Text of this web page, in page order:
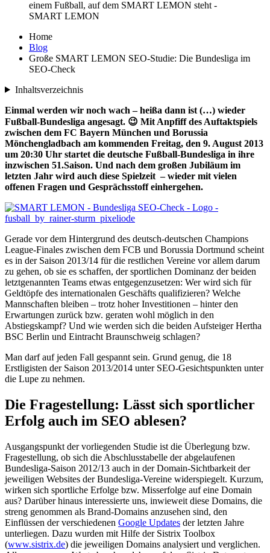
Home
Blog
Große SMART LEMON SEO-Studie: Die Bundesliga im
SEO-Check
Inhaltsverzeichnis
Einmal werden wir noch wach – heißa dann ist (…) wieder
Fußball-Bundesliga angesagt. 😉 Mit Anpfiff des Auftaktspiels
zwischen dem FC Bayern München und Borussia
Mönchengladbach am kommenden Freitag, den 9. August 2013
um 20:30 Uhr startet die deutsche Fußball-Bundesliga in ihre
inzwischen 51.Saison. Und nach dem großen Jubiläum im
letzten Jahr wird auch diese Spielzeit – wieder mit vielen
offenen Fragen und Gesprächsstoff einhergehen.
Gerade vor dem Hintergrund des deutsch-deutschen Champions
League-Finales zwischen dem FCB und Borussia Dortmund scheint
es in der Saison 2013/14 für die restlichen Vereine vor allem darum
zu gehen, ob sie es schaffen, der sportlichen Dominanz der beiden
letztgenannten Teams etwas entgegenzusetzen: Wer wird sich für
Geldtöpfe des internationalen Geschäfts qualifizieren? Welche
Mannschaften bleiben – trotz hoher Investitionen – hinter den
Erwartungen zurück bzw. geraten wohl möglich in den
Abstiegskampf? Und wie werden sich die beiden Aufsteiger Hertha
BSC Berlin und Eintracht Braunschweig schlagen?
Man darf auf jeden Fall gespannt sein. Grund genug, die 18
Erstligisten der Saison 2013/2014 unter SEO-Gesichtspunkten unter
die Lupe zu nehmen.
Die Fragestellung: Lässt sich sportlicher
Erfolg auch im SEO ablesen?
Ausgangspunkt der vorliegenden Studie ist die Überlegung bzw.
Fragestellung, ob sich die Abschlusstabelle der abgelaufenen
Bundesliga-Saison 2012/13 auch in der Domain-Sichtbarkeit der
jeweiligen Websites der Bundesliga-Vereine widerspiegelt. Kurzum,
wirken sich sportliche Erfolge bzw. Misserfolge auf eine Domain
aus? Darüber hinaus interessierte uns, inwieweit diese Domains, die
streng genommen als Brand-Domains anzusehen sind, den
Einflüssen der verschiedenen Google Updates der letzten Jahre
unterliegen. Dazu wurden mit Hilfe der Sistrix Toolbox
(www.sistrix.de) die jeweiligen Domains analysiert und verglichen.